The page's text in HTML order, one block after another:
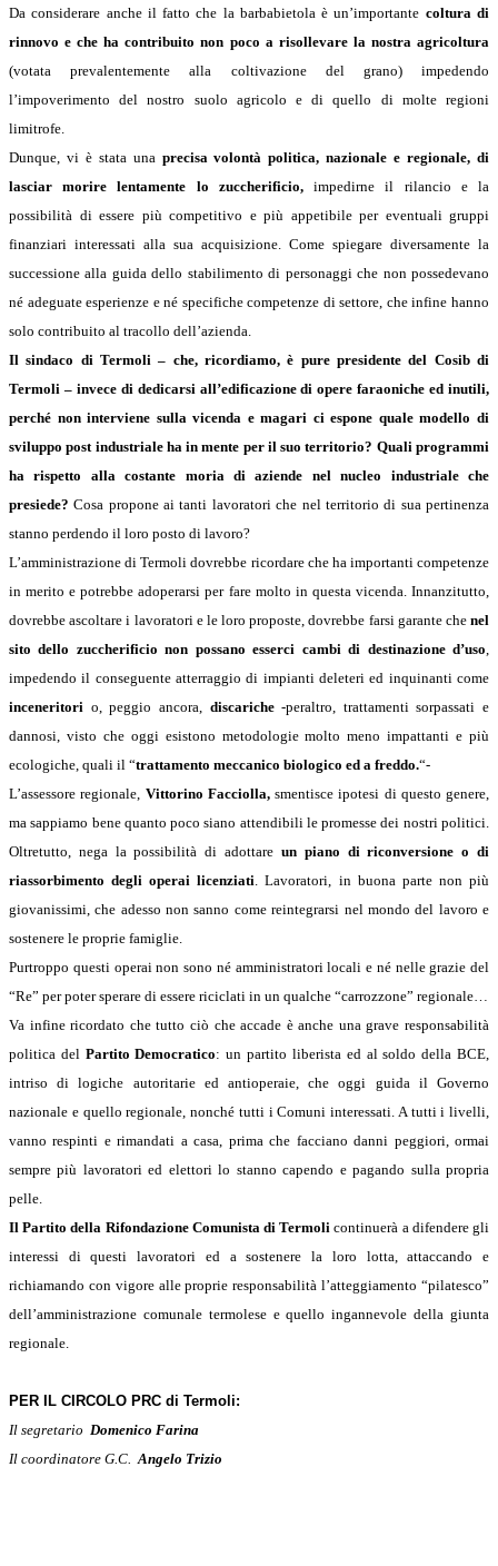
Da considerare anche il fatto che la barbabietola è un’importante coltura di
rinnovo e che ha contribuito non poco a risollevare la nostra agricoltura
(votata prevalentemente alla coltivazione del grano) impedendo
l’impoverimento del nostro suolo agricolo e di quello di molte regioni
limitrofe.
Dunque, vi è stata una precisa volontà politica, nazionale e regionale, di
lasciar morire lentamente lo zuccherificio,impedirne il rilancio e la
possibilità di essere più competitivo e più appetibile per eventuali gruppi
finanziari interessati alla sua acquisizione. Come spiegare diversamente la
successione alla guida dello stabilimento di personaggi che non possedevano
né adeguate esperienze e né specifiche competenze di settore, che infine hanno
solo contribuito al tracollo dell’azienda.
Il sindaco di Termoli – che, ricordiamo, è pure presidente del Cosib di
Termoli –invece di dedicarsi all’edificazione di opere faraoniche ed inutili,
perché non interviene sulla vicenda e magari ci espone quale modello di
sviluppo post industriale ha in mente per il suo territorio? Quali programmi
ha rispetto alla costante moria di aziende nel nucleo industriale che
presiede?Cosa propone ai tanti lavoratori che nel territorio di sua pertinenza
stanno perdendo il loro posto di lavoro?
L’amministrazione di Termoli dovrebbe ricordare che ha importanti competenze
in merito e potrebbe adoperarsi per fare molto in questa vicenda. Innanzitutto,
dovrebbe ascoltare i lavoratori e le loro proposte, dovrebbe farsi garante che nel
sito dello zuccherificio non possano esserci cambi di destinazione d’uso
impedendo il conseguente atterraggio di impianti deleteri ed inquinanti come
inceneritori o, peggio ancora, discariche-peraltro, trattamenti sorpassati e
dannosi, visto che oggi esistono metodologie molto meno impattanti e più
ecologiche, quali il “trattamento meccanico biologico ed a freddo.“-
L’assessore regionale, Vittorino Facciolla,smentisce ipotesi di questo genere,
ma sappiamo bene quanto poco siano attendibili le promesse dei nostri politici.
Oltretutto, nega la possibilità di adottare un piano di riconversione o di
riassorbimento degli operai licenziati . Lavoratori, in buona parte non più
giovanissimi, che adesso non sanno come reintegrarsi nel mondo del lavoro e
sostenere le proprie famiglie.
Purtroppo questi operai non sono né amministratori locali e né nelle grazie del
“Re” per poter sperare di essere riciclati in un qualche “carrozzone” regionale…
Va infine ricordato che tutto ciò che accade è anche una grave responsabilità
politica del Partito Democratico: un partito liberista ed al soldo della BCE,
intriso di logiche autoritarie ed antioperaie, che oggi guida il Governo
nazionale e quello regionale, nonché tutti i Comuni interessati. A tutti i livelli,
vanno respinti e rimandati a casa, prima che facciano danni peggiori, ormai
sempre più lavoratori ed elettori lo stanno capendo e pagando sulla propria
pelle.
Il Partito della Rifondazione Comunista di Termoli continuerà a difendere gli
interessi di questi lavoratori ed a sostenere la loro lotta, attaccando e
richiamando con vigore alle proprie responsabilità l’atteggiamento “pilatesco”
dell’amministrazione comunale termolese e quello ingannevole della giunta
regionale.
PER IL CIRCOLO PRC di Termoli:
Il segretario Domenico Farina
Il coordinatore G.C. Angelo Trizio